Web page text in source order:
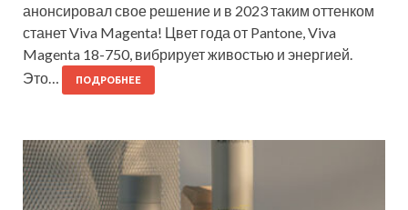
анонсировал свое решение и в 2023 таким оттенком
станет Viva Magenta! Цвет года от Pantone, Viva
Magenta 18-750, вибрирует живостью и энергией.
Это…
ПОДРОБНЕЕ